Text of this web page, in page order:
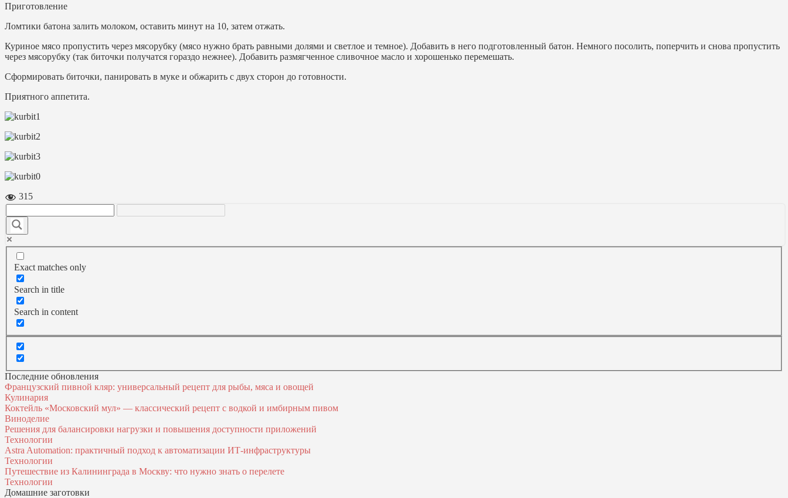
Приготовление
Ломтики батона залить молоком, оставить минут на 10, затем отжать.
Куриное мясо пропустить через мясорубку (мясо нужно брать равными долями и светлое и темное). Добавить в него подготовленный батон. Немного посолить, поперчить и снова пропустить
через мясорубку (так биточки получатся гораздо нежнее). Добавить размягченное сливочное масло и хорошенько перемешать.
Сформировать биточки, панировать в муке и обжарить с двух сторон до готовности.
Приятного аппетита.
315
Exact matches only
Search in title
Search in content
Последние обновления
Французский пивной кляр: универсальный рецепт для рыбы, мяса и овощей
Кулинария
Коктейль «Московский мул» — классический рецепт с водкой и имбирным пивом
Виноделие
Решения для балансировки нагрузки и повышения доступности приложений
Технологии
Astra Automation: практичный подход к автоматизации ИТ‑инфраструктуры
Технологии
Путешествие из Калининграда в Москву: что нужно знать о перелете
Технологии
Домашние заготовки